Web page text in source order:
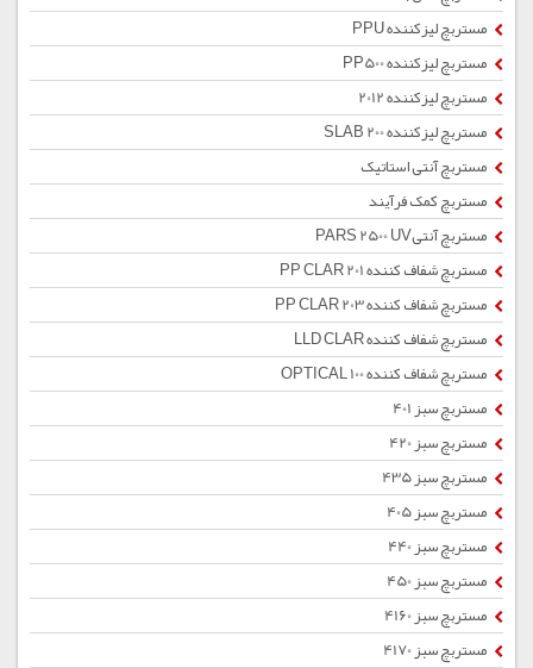
مستربچ لیزکننده PPU
مستربچ لیزکننده PP500
مستربچ لیزکننده 2012
مستربچ لیزکننده SLAB 200
مستربچ آنتی استاتیک
مستربچ کمک فرآیند
مستربچ آنتیPARS 2500 UV
مستربچ شفاف کننده PP CLAR 201
مستربچ شفاف کننده PP CLAR 203
مستربچ شفاف کننده LLD CLAR
مستربچ شفاف کننده OPTICAL 100
مستربچ سبز 401
مستربچ سبز 420
مستربچ سبز 435
مستربچ سبز 405
مستربچ سبز 440
مستربچ سبز 450
مستربچ سبز 4160
مستربچ سبز 4170